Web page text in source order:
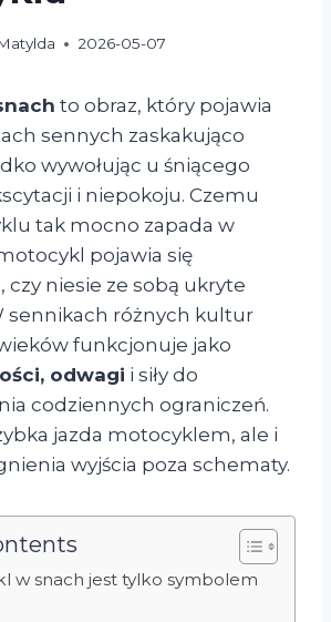
2026-05-07
to obraz, który pojawia
sennych zaskakująco
wywołując u śniącego
i niepokoju. Czemu
tak mocno zapada w
pojawia się
czy niesie ze sobą ukryte
sennikach różnych kultur
funkcjonuje jako
odwagi i siły do
codziennych ograniczeń.
jazda motocyklem, ale i
wyjścia poza schematy.
w snach jest tylko symbolem